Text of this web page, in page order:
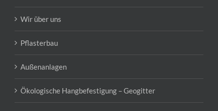
Wir über uns
Pflasterbau
Außenanlagen
Ökologische Hangbefestigung – Geogitter